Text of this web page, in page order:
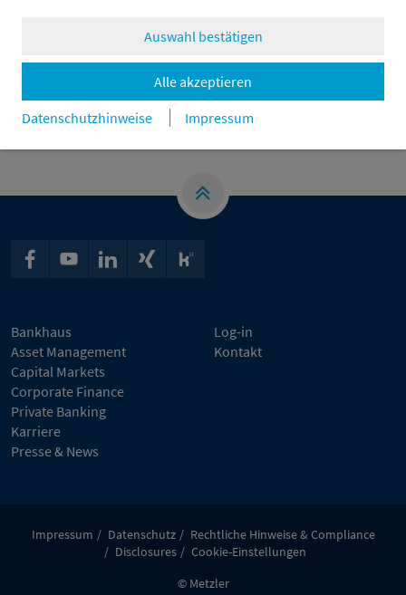
Auswahl bestätigen
Alle akzeptieren
Datenschutzhinweise
Impressum
Aktienstrategien China & Japan
zurück
Bankhaus
Asset Management
Capital Markets
Corporate Finance
Private Banking
Karriere
Presse & News
Log-in
Kontakt
Impressum Datenschutz
Rechtliche Hinweise & Compliance
Disclosures
Cookie-Einstellungen
© Metzler